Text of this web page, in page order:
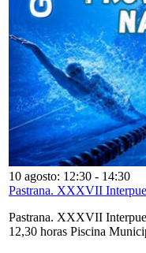
10 agosto: 12:30 - 14:30
Pastrana. XXXVII
Pastrana. XXXVII
12,30 horas Piscina